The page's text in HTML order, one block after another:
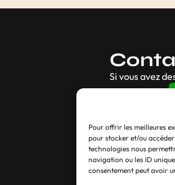
Pour offrir les meilleures
pour stocker et/ou
technologies nous
navigation ou les ID
consentement peut avoir
Si vous avez